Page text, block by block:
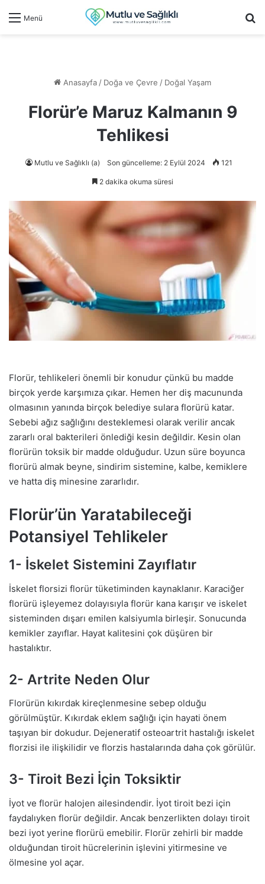
Menü
Anasayfa/ Doğa ve Çevre / Doğal Yaşam
Florür’e Maruz Kalmanın 9
Tehlikesi
Mutlu ve Sağlıklı (a) Son güncelleme: 2 Eylül 2024 121
2 dakika okuma süresi
Florür, tehlikeleri önemli bir konudur çünkü bu madde
birçok yerde karşımıza çıkar. Hemen her diş macununda
olmasının yanında birçok belediye sulara florürü katar.
Sebebi ağız sağlığını desteklemesi olarak verilir ancak
zararlı oral bakterileri önlediği kesin değildir. Kesin olan
florürün toksik bir madde olduğudur. Uzun süre boyunca
florürü almak beyne, sindirim sistemine, kalbe, kemiklere
ve hatta diş minesine zararlıdır.
Florür’ün Yaratabileceği
Potansiyel Tehlikeler
1- İskelet Sistemini Zayıflatır
İskelet florsizi florür tüketiminden kaynaklanır. Karaciğer
florürü işleyemez dolayısıyla florür kana karışır ve iskelet
sisteminden dışarı emilen kalsiyumla birleşir. Sonucunda
kemikler zayıflar. Hayat kalitesini çok düşüren bir
hastalıktır.
2- Artrite Neden Olur
Florürün kıkırdak kireçlenmesine sebep olduğu
görülmüştür. Kıkırdak eklem sağlığı için hayati önem
taşıyan bir dokudur. Dejeneratif osteoartrit hastalığı iskelet
florzisi ile ilişkilidir ve florzis hastalarında daha çok görülür.
3- Tiroit Bezi İçin Toksiktir
İyot ve florür halojen ailesindendir. İyot tiroit bezi için
faydalıyken florür değildir. Ancak benzerlikten dolayı tiroit
bezi iyot yerine florürü emebilir. Florür zehirli bir madde
olduğundan tiroit hücrelerinin işlevini yitirmesine ve
ölmesine yol açar.